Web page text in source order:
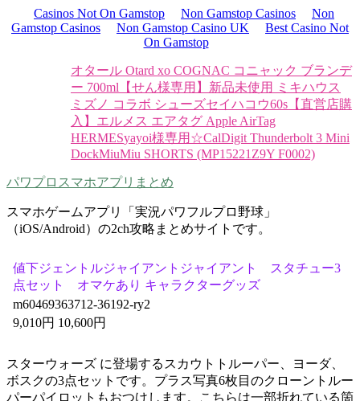
Casinos Not On Gamstop Non Gamstop Casinos
Non
Gamstop Casinos
Non Gamstop Casino UK
Best Casino Not
On Gamstop
オタール Otard xo COGNAC コニャック ブランデ
ー 700ml 【せん様専用】新品未使用 ミキハウス
ミズノ コラボ シューズセイハコウ60s 【直営店購
入】エルメス エアタグ Apple AirTag
HERMESyayoi様専用☆CalDigit Thunderbolt 3 Mini
DockMiuMiu SHORTS (MP15221Z9Y F0002)
パワプロスマホアプリまとめ
スマホゲームアプリ「実況パワフルプロ野球」
（iOS/Android）の2ch攻略まとめサイトです。
値下ジェントルジャイアントジャイアント スタチュー3
点セット オマケあり キャラクターグッズ
m60469363712-36192-ry2
9,010円 10,600円
スターウォーズ に登場するスカウトトルーパー、ヨーダ、
ボスクの3点セットです。プラス写真6枚目のクローントルー
パーパイロットもおつけします。こちらは一部折れている箇